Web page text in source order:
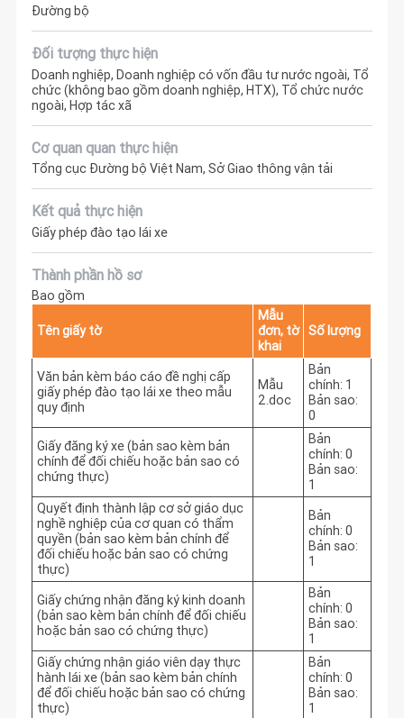
Đường bộ
Đối tượng thực hiện
Doanh nghiệp, Doanh nghiệp có vốn đầu tư nước ngoài, Tổ
chức (không bao gồm doanh nghiệp, HTX), Tổ chức nước
ngoài, Hợp tác xã
Cơ quan quan thực hiện
Tổng cục Đường bộ Việt Nam, Sở Giao thông vận tải
Kết quả thực hiện
Giấy phép đào tạo lái xe
Thành phần hồ sơ
Bao gồm
Tên giấy tờ
Mẫu
đơn, tờ
khai
Số lượng
Văn bản kèm báo cáo đề nghị cấp
giấy phép đào tạo lái xe theo mẫu
quy định
Mẫu
2.doc
Bản
chính: 1
Bản sao:
0
Giấy đăng ký xe (bản sao kèm bản
chính để đối chiếu hoặc bản sao có
chứng thực)
Bản
chính: 0
Bản sao:
1
Quyết định thành lập cơ sở giáo dục
nghề nghiệp của cơ quan có thẩm
quyền (bản sao kèm bản chính để
đối chiếu hoặc bản sao có chứng
thực)
Bản
chính: 0
Bản sao:
1
Giấy chứng nhận đăng ký kinh doanh
(bản sao kèm bản chính để đối chiếu
hoặc bản sao có chứng thực)
Bản
chính: 0
Bản sao:
1
Giấy chứng nhận giáo viên dạy thực
hành lái xe (bản sao kèm bản chính
để đối chiếu hoặc bản sao có chứng
thực)
Bản
chính: 0
Bản sao:
1